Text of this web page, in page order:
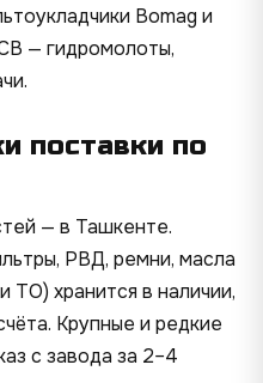
Bomag и
— гидромолоты,
поставки по
— в Ташкенте.
РВД, ремни, масла
ТО) хранится в наличии,
Крупные и редкие
с завода за 2–4